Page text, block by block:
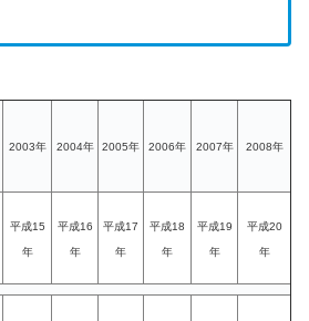
2003年 2004年 2005年 2006年 2007年 2008年
平成15
年
平成16
年
平成17
年
平成18
年
平成19
年
平成20
年